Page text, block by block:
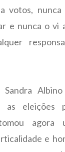
votos,
e nunca o vi
as eleições
agora
e